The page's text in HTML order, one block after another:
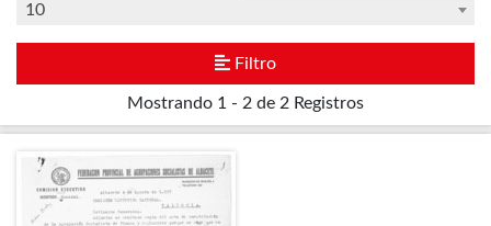
Mostrando 1 - 2 de 2 Registros
10
Filtro